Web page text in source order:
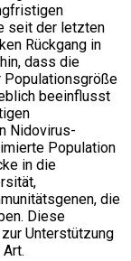
seit der letzten
Rückgang in
dass die
Populationsgröße
beeinflusst
Nidovirus-
Population
in die
die
Diese
Unterstützung